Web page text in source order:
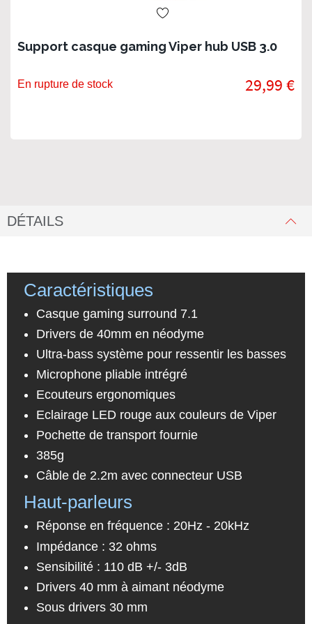
Support casque gaming Viper hub USB 3.0
En rupture de stock 29,99 €
DÉTAILS
Caractéristiques
Casque gaming surround 7.1
Drivers de 40mm en néodyme
Ultra-bass système pour ressentir les basses
Microphone pliable intrégré
Ecouteurs ergonomiques
Eclairage LED rouge aux couleurs de Viper
Pochette de transport fournie
385g
Câble de 2.2m avec connecteur USB
Haut-parleurs
Réponse en fréquence : 20Hz - 20kHz
Impédance : 32 ohms
Sensibilité : 110 dB +/- 3dB
Drivers 40 mm à aimant néodyme
Sous drivers 30 mm